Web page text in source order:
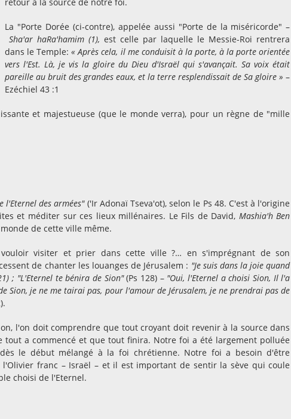
La "Porte Dorée (ci-contre), appelée aussi "Porte de la miséricorde" –
Sha'ar haRa'hamim (1),est celle par laquelle le Messie-Roi rentrera
dans le Temple:« Après cela, il me conduisit à la porte, à la porte orientée
vers l'Est. Là, je vis la gloire du Dieu d'Israël qui s'avançait. Sa voix était
pareille au bruit des grandes eaux, et la terre resplendissait de Sa gloire » –
Ezéchiel 43 :1
et majestueuse (que le monde verra), pour un règne de "mille
l'Eternel des armées" ('Ir Adonaï Tseva'ot), selon le Ps 48. C'est à l'origine
et méditer sur ces lieux millénaires. Le Fils de David, Mashia'h Ben
de cette ville même.
visiter et prier dans cette ville ?… en s'imprégnant de son
de chanter les louanges de Jérusalem : "Je suis dans la joie quand
; "L'Eternel te bénira de Sion"(Ps 128) – "Oui, l'Eternel a choisi Sion, Il l'a
Sion, je ne me tairai pas, pour l'amour de Jérusalem, je ne prendrai pas de
l'on doit comprendre que tout croyant doit revenir à la source dans
a commencé et que tout finira. Notre foi a été largement polluée
le début mélangé à la foi chrétienne. Notre foi a besoin d'être
franc – Israël – et il est important de sentir la sève qui coule
choisi de l'Eternel.